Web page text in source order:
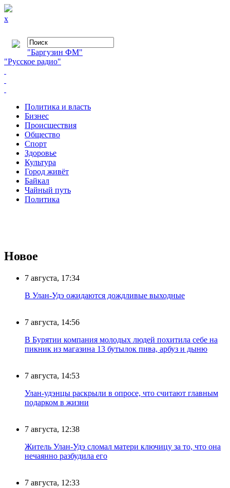
x
"Баргузин ФМ"
"Русское радио"
Политика и власть
Бизнес
Происшествия
Общество
Cпорт
Здоровье
Культура
Город живёт
Байкал
Чайный путь
Политика
Новое
7 августа, 17:34
В Улан-Удэ ожидаются дождливые выходные
7 августа, 14:56
В Бурятии компания молодых людей похитила себе на
пикник из магазина 13 бутылок пива, арбуз и дыню
7 августа, 14:53
Улан-удэнцы раскрыли в опросе, что считают главным
подарком в жизни
7 августа, 12:38
Житель Улан-Удэ сломал матери ключицу за то, что она
нечаянно разбудила его
7 августа, 12:33